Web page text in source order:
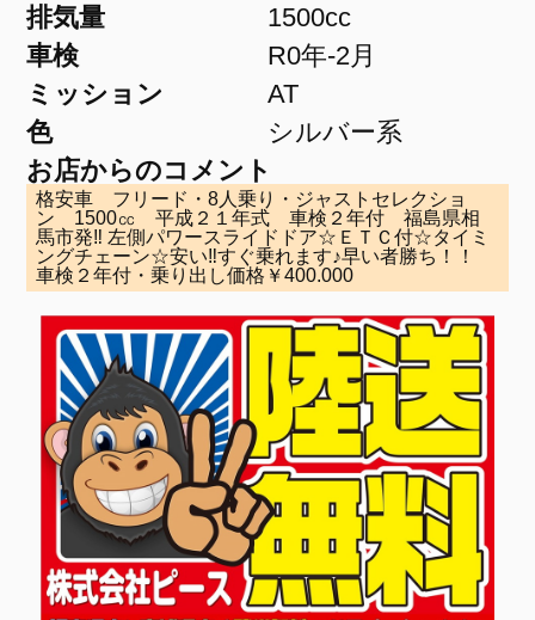
排気量
1500cc
車検
R0年-2月
ミッション
AT
色
シルバー系
お店からのコメント
格安車 フリード・8人乗り・ジャストセレクショ
ン 1500㏄ 平成２１年式 車検２年付 福島県相
馬市発‼ 左側パワースライドドア☆ＥＴＣ付☆タイミ
ングチェーン☆安い‼すぐ乗れます♪早い者勝ち！！
車検２年付・乗り出し価格￥400.000